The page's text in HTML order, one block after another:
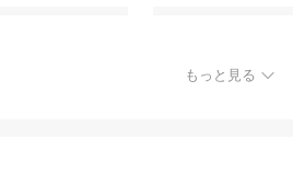
もっと見る